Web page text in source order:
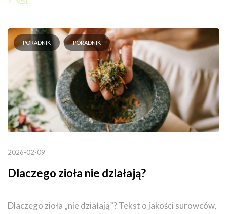
PORADNIK PORADNIK
2026-02-09
Dlaczego zioła nie działają?
Dlaczego zioła „nie działają”? Tekst o jakości surowców,